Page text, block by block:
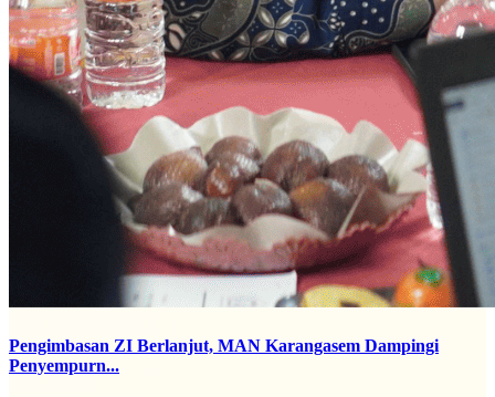
Pengimbasan ZI Berlanjut, MAN Karangasem Dampingi
Penyempurn...